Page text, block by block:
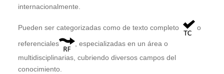
internacionalmente.
Pueden ser categorizadas como de texto completo
o
referenciales
, especializadas en un área o
multidisciplinarias, cubriendo diversos campos del
conocimiento.